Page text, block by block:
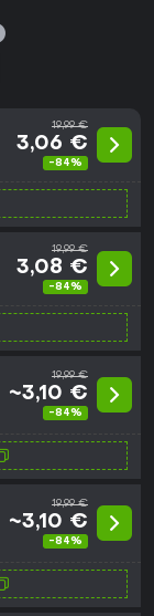
19,99 €
3,06 €
-84%
19,99 €
3,08 €
-84%
19,99 €
~3,10 €
-84%
19,99 €
~3,10 €
-84%